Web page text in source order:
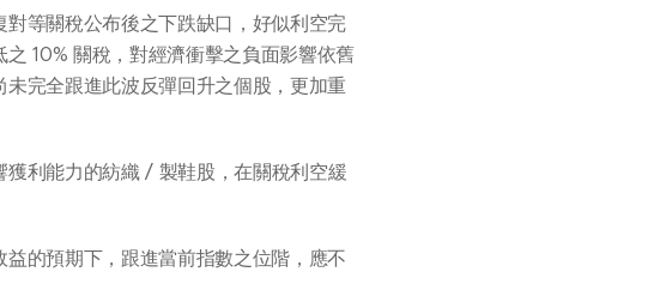
等關稅公布後之下跌缺口，好似利空完
10% 關稅，對經濟衝擊之負面影響依舊
完全跟進此波反彈回升之個股，更加重
利能力的紡織 / 製鞋股，在關稅利空緩
的預期下，跟進當前指數之位階，應不